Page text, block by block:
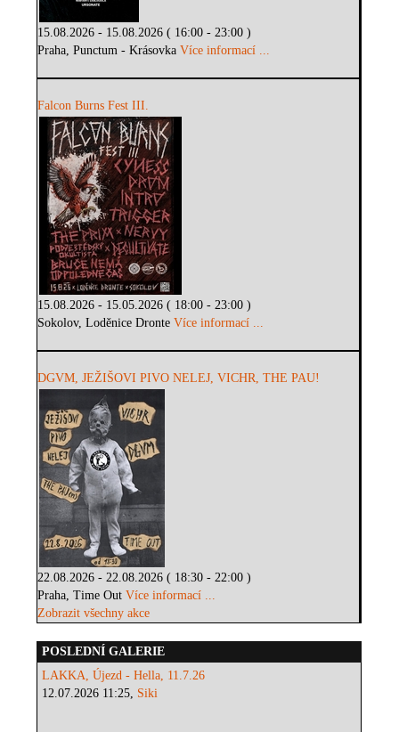
15.08.2026 - 15.08.2026 ( 16:00 - 23:00 )
Praha, Punctum - KrásovkaVíce informací ...
Falcon Burns Fest III.
15.08.2026 - 15.05.2026 ( 18:00 - 23:00 )
Sokolov, Loděnice DronteVíce informací ...
DGVM, JEŽIŠOVI PIVO NELEJ, VICHR, THE PAU!
22.08.2026 - 22.08.2026 ( 18:30 - 22:00 )
Praha, Time OutVíce informací ...
Zobrazit všechny akce
POSLEDNÍ GALERIE
LAKKA, Újezd - Hella, 11.7.26
12.07.2026 11:25, Siki